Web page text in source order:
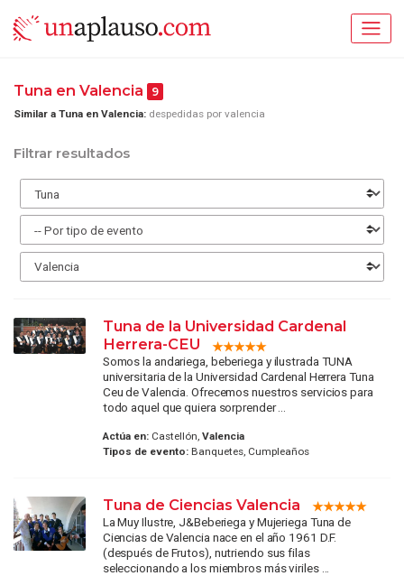
Tuna en Valencia 9
Similar a Tuna en Valencia: despedidas por valencia
Filtrar resultados
Tuna de la Universidad Cardenal
Herrera-CEU
Somos la andariega, beberiega y ilustrada TUNA
universitaria de la Universidad Cardenal Herrera Tuna
Ceu de Valencia. Ofrecemos nuestros servicios para
todo aquel que quiera sorprender ...
Actúa en:Castellón, Valencia
Tipos de evento:Banquetes, Cumpleaños
Tuna de Ciencias Valencia
La Muy Ilustre, J&Beberiega y Mujeriega Tuna de
Ciencias de Valencia nace en el año 1961 D.F.
(después de Frutos), nutriendo sus filas
seleccionando a los miembros más viriles ...